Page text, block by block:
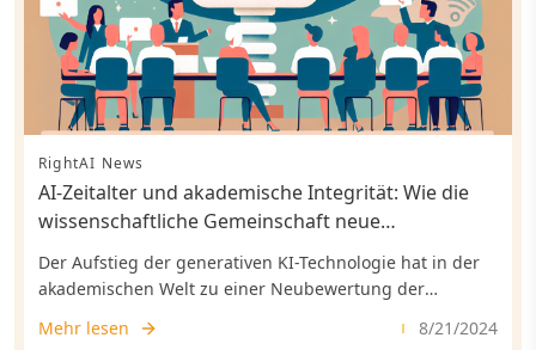
RightAI News
AI-Zeitalter und akademische Integrität: Wie die
wissenschaftliche Gemeinschaft neue
Herausforderungen des Plagiats bewältigt Die
rasante Entwicklung der künstlichen Intelligenz
Herausforderungen im Bereich der Integrität.
Der Aufstieg der generativen KI-Technologie hat in der
akademischen Welt zu einer Neubewertung der
Mehr lesen 8/21/2024